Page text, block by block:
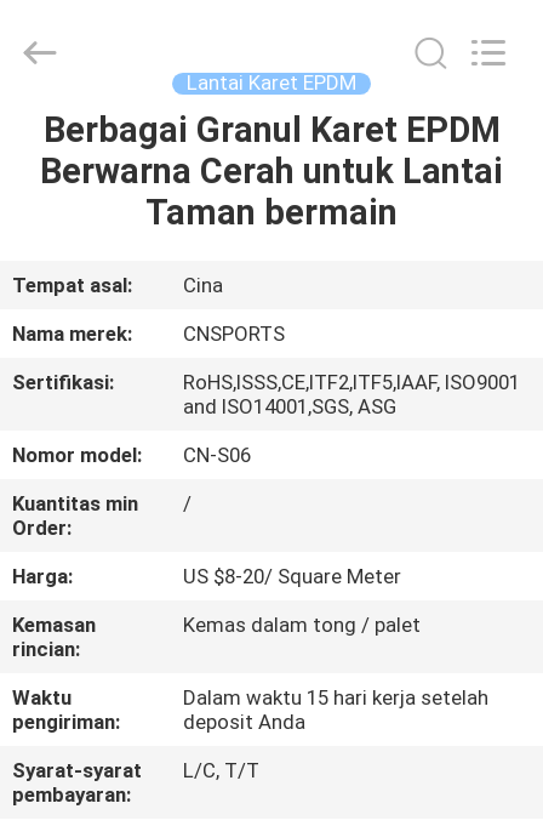
RUMAH
TENTANG
KAMI
TUR
PABRIK
KONTROL
KUALITAS
HUBUNGI
KAMI
PERMINTAAN
PENAWARAN
Materials
Reserved.
Lantai Karet EPDM
Berbagai Granul Karet EPDM
Berwarna Cerah untuk Lantai
Taman bermain
Tempat asal:
Cina
Nama merek:
CNSPORTS
Sertifikasi:
RoHS,ISSS,CE,ITF2,ITF5,IAAF, ISO9001
and ISO14001,SGS, ASG
Nomor model:
CN-S06
Kuantitas min
Order:
/
Harga:
US $8-20/ Square Meter
Kemasan
rincian:
Kemas dalam tong / palet
Waktu
pengiriman:
Dalam waktu 15 hari kerja setelah
deposit Anda
Syarat-syarat
pembayaran:
L/C, T/T